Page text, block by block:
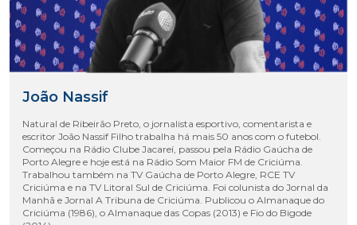
João Nassif
Natural de Ribeirão Preto, o jornalista esportivo, comentarista e
escritor João Nassif Filho trabalha há mais 50 anos com o futebol.
Começou na Rádio Clube Jacareí, passou pela Rádio Gaúcha de
Porto Alegre e hoje está na Rádio Som Maior FM de Criciúma.
Trabalhou também na TV Gaúcha de Porto Alegre, RCE TV
Criciúma e na TV Litoral Sul de Criciúma. Foi colunista do Jornal da
Manhã e Jornal A Tribuna de Criciúma. Publicou o Almanaque do
Criciúma (1986), o Almanaque das Copas (2013) e Fio do Bigode